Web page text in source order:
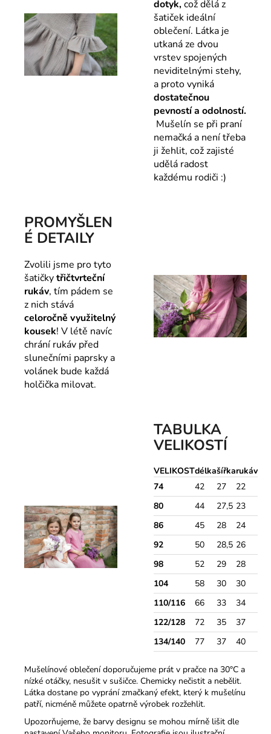
dotyk,což dělá z
šatiček ideální
oblečení. Látka je
utkaná ze dvou
vrstev spojených
neviditelnými stehy,
a proto vyniká
dostatečnou
pevností a odolností.
Mušelín se při praní
nemačká a není třeba
ji žehlit, což zajisté
udělá radost
každému rodiči :)
PROMYŠLEN
É DETAILY
Zvolili jsme pro tyto
šatičkytřičtvrteční
rukáv, tím pádem se
z nich stává
celoročně využitelný
kousek! V létě navíc
chrání rukáv před
slunečními paprsky a
volánek bude každá
holčička milovat.
TABULKA
VELIKOSTÍ
VELIKOSTdélkašířkarukáv
74
42 27
22
80
44 27,5 23
86
45 28
24
92
50 28,5 26
98
52 29
28
104
58 30
30
110/116
66 33
34
122/128
72 35
37
134/140
77 37 40
Mušelínové oblečení doporučujeme prát v pračce na 30°C a
nízké otáčky, nesušit v sušičce. Chemicky nečistit a nebělit.
Látka dostane po vyprání zmačkaný efekt, který k mušelínu
patří, nicméně můžete opatrně výrobek rozžehlit.
Upozorňujeme, že barvy designu se mohou mírně lišit dle